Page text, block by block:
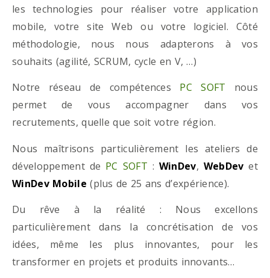
les technologies pour réaliser votre application
mobile, votre site Web ou votre logiciel. Côté
méthodologie, nous nous adapterons à vos
souhaits (agilité, SCRUM, cycle en V, …)
Notre réseau de compétences PC SOFT nous
permet de vous accompagner dans vos
recrutements, quelle que soit votre région.
Nous maîtrisons particulièrement les ateliers de
développement de PC SOFT : WinDev, WebDev et
WinDev Mobile (plus de 25 ans d’expérience).
Du rêve à la réalité : Nous excellons
particulièrement dans la concrétisation de vos
idées, même les plus innovantes, pour les
transformer en projets et produits innovants…